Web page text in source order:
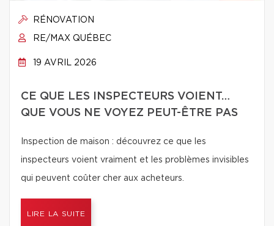
RÉNOVATION
RE/MAX QUÉBEC
19 AVRIL 2026
CE QUE LES INSPECTEURS VOIENT…
QUE VOUS NE VOYEZ PEUT-ÊTRE PAS
Inspection de maison : découvrez ce que les
inspecteurs voient vraiment et les problèmes invisibles
qui peuvent coûter cher aux acheteurs.
LIRE LA SUITE